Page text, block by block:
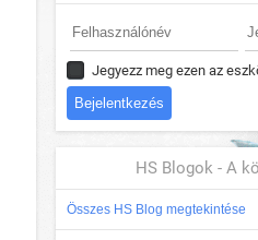
Jegyezz meg ezen az
HS Blogok - A
Összes HS Blog megtekintése